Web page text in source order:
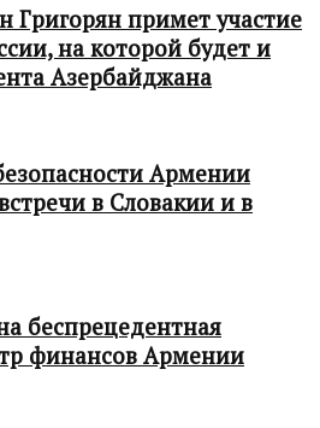
Григорян примет участие
на которой будет и
Азербайджана
Армении
в Словакии и в
беспрецедентная
финансов Армении